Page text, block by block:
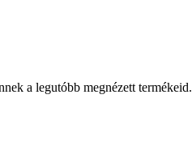
a legutóbb megnézett termékeid.